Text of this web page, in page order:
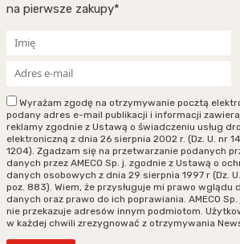
na pierwsze zakupy*
Wyrażam zgodę na otrzymywanie pocztą
podany adres e-mail publikacji i informacji
reklamy zgodnie z Ustawą o świadczeniu usług
elektroniczną z dnia 26 sierpnia 2002 r. (Dz. U. nr
1204). Zgadzam się na przetwarzanie podanych
danych przez AMECO Sp. j. zgodnie z Ustawą o
danych osobowych z dnia 29 sierpnia 1997 r (Dz.
poz. 883). Wiem, że przysługuje mi prawo wglądu
danych oraz prawo do ich poprawiania. AMECO
nie przekazuje adresów innym podmiotom.
w każdej chwili zrezygnować z otrzymywania